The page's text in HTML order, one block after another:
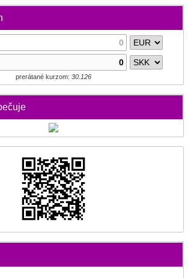
prerátané kurzom: 30.126